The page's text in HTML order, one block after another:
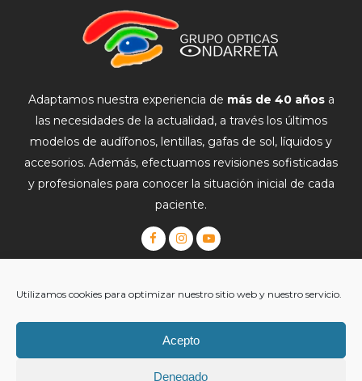
Utilizamos cookies para optimizar nuestro sitio web y nuestro servicio.
Acepto
Denegado
Adaptamos nuestra experiencia de más de 40 años a
las necesidades de la actualidad, a través los últimos
modelos de audífonos, lentillas, gafas de sol, líquidos y
accesorios. Además, efectuamos revisiones sofisticadas
y profesionales para conocer la situación inicial de cada
paciente.
Audífonos|Salud|Blog
Trabajamos con las mejores marcas
Ópticos